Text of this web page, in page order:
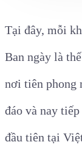
Tại đây, mỗi
Ban ngày là
nơi tiên phong
đáo và nay
đầu tiên tại